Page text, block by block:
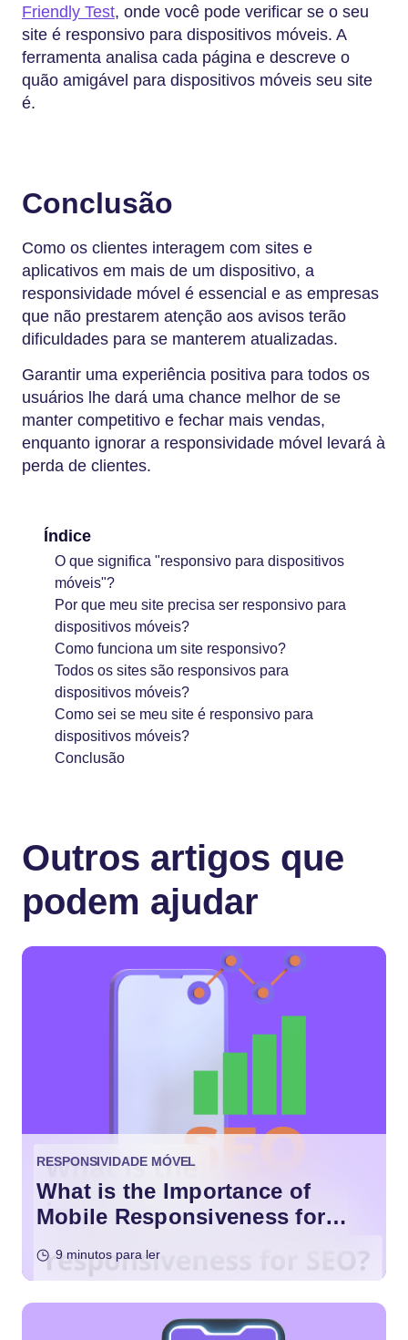
Friendly Test, onde você pode verificar se o seu
site é responsivo para dispositivos móveis. A
ferramenta analisa cada página e descreve o
quão amigável para dispositivos móveis seu site
é.
Conclusão
Como os clientes interagem com sites e
aplicativos em mais de um dispositivo, a
responsividade móvel é essencial e as empresas
que não prestarem atenção aos avisos terão
dificuldades para se manterem atualizadas.
Garantir uma experiência positiva para todos os
usuários lhe dará uma chance melhor de se
manter competitivo e fechar mais vendas,
enquanto ignorar a responsividade móvel levará à
perda de clientes.
Índice
O que significa "responsivo para dispositivos
móveis"?
Por que meu site precisa ser responsivo para
dispositivos móveis?
Como funciona um site responsivo?
Todos os sites são responsivos para
dispositivos móveis?
Como sei se meu site é responsivo para
dispositivos móveis?
Conclusão
Outros artigos que
podem ajudar
RESPONSIVIDADE MÓVEL
What is the Importance of
Mobile Responsiveness for
9 minutos para ler